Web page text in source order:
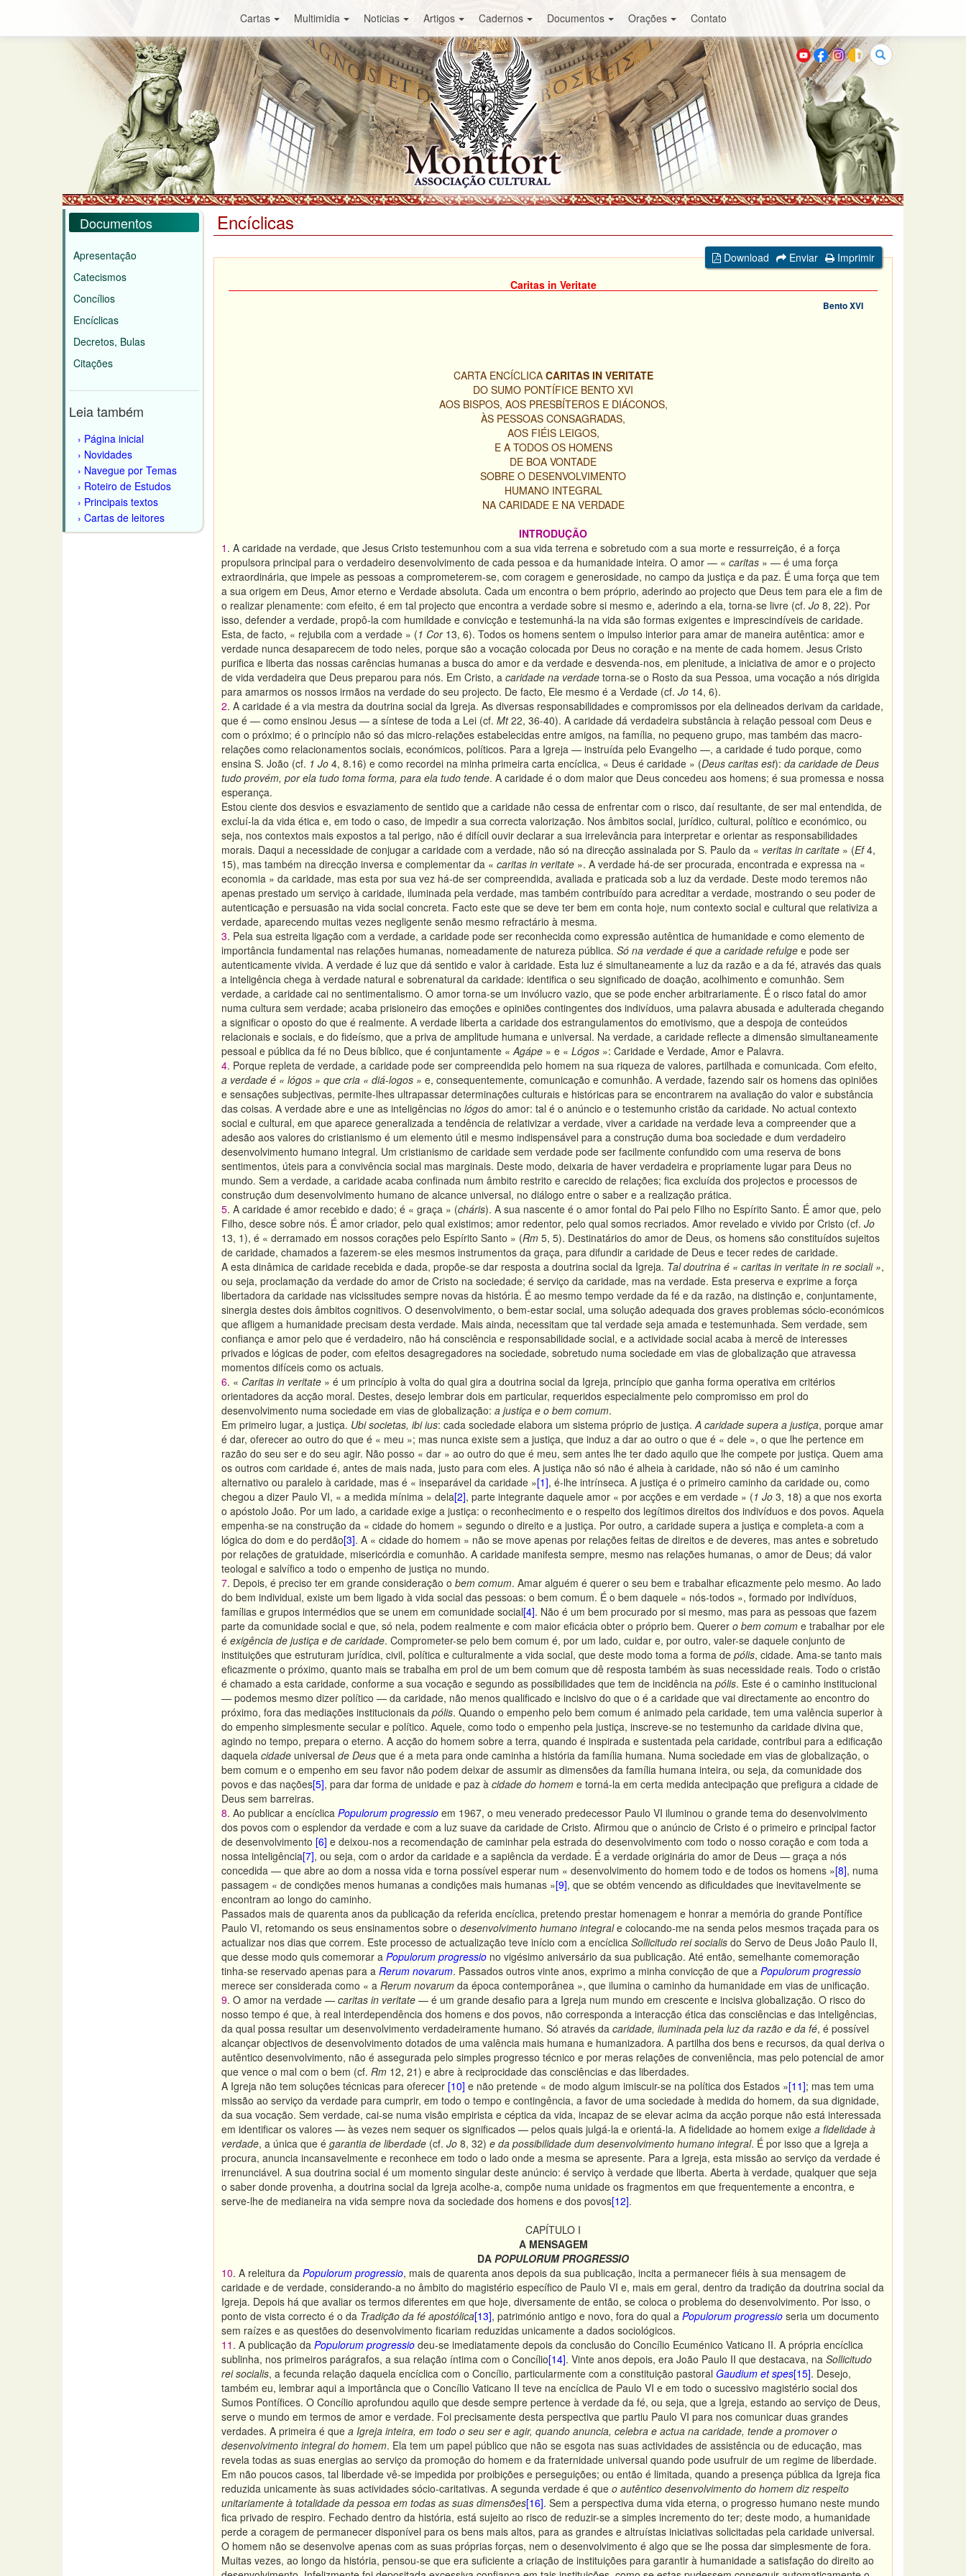
Cartas Multimidia Noticias Artigos Cadernos Documentos Orações Contato
Buscar
Documentos
Apresentação
Catecismos
Concílios
Encíclicas
Decretos, Bulas
Citações
Leia também
Página inicial
Novidades
Navegue por Temas
Roteiro de Estudos
Principais textos
Cartas de leitores
Encíclicas
Download Enviar
Imprimir
Caritas in Veritate
Bento XVI
CARTA ENCÍCLICA CARITAS IN VERITATE
DO SUMO PONTÍFICE BENTO XVI
AOS BISPOS, AOS PRESBÍTEROS E DIÁCONOS,
ÀS PESSOAS CONSAGRADAS,
AOS FIÉIS LEIGOS,
E A TODOS OS HOMENS
DE BOA VONTADE
SOBRE O DESENVOLVIMENTO
HUMANO INTEGRAL
NA CARIDADE E NA VERDADE
INTRODUÇÃO
1 . A caridade na verdade, que Jesus Cristo testemunhou com a sua vida terrena e sobretudo com a sua morte e ressurreição, é a força
propulsora principal para o verdadeiro desenvolvimento de cada pessoa e da humanidade inteira. O amor — « caritas » — é uma força
extraordinária, que impele as pessoas a comprometerem-se, com coragem e generosidade, no campo da justiça e da paz. É uma força que tem
a sua origem em Deus, Amor eterno e Verdade absoluta. Cada um encontra o bem próprio, aderindo ao projecto que Deus tem para ele a fim de
o realizar plenamente: com efeito, é em tal projecto que encontra a verdade sobre si mesmo e, aderindo a ela, torna-se livre (cf. Jo 8, 22). Por
isso, defender a verdade, propô-la com humildade e convicção e testemunhá-la na vida são formas exigentes e imprescindíveis de caridade.
Esta, de facto, « rejubila com a verdade » (1 Cor13, 6). Todos os homens sentem o impulso interior para amar de maneira autêntica: amor e
verdade nunca desaparecem de todo neles, porque são a vocação colocada por Deus no coração e na mente de cada homem. Jesus Cristo
purifica e liberta das nossas carências humanas a busca do amor e da verdade e desvenda-nos, em plenitude, a iniciativa de amor e o projecto
de vida verdadeira que Deus preparou para nós. Em Cristo, a caridade na verdade torna-se o Rosto da sua Pessoa, uma vocação a nós dirigida
para amarmos os nossos irmãos na verdade do seu projecto. De facto, Ele mesmo é a Verdade (cf. Jo 14, 6).
2. A caridade é a via mestra da doutrina social da Igreja. As diversas responsabilidades e compromissos por ela delineados derivam da caridade,
que é — como ensinou Jesus — a síntese de toda a Lei (cf. Mt22, 36-40). A caridade dá verdadeira substância à relação pessoal com Deus e
com o próximo; é o princípio não só das micro-relações estabelecidas entre amigos, na família, no pequeno grupo, mas também das macro-
relações como relacionamentos sociais, económicos, políticos. Para a Igreja — instruída pelo Evangelho —, a caridade é tudo porque, como
ensina S. João (cf. 1 Jo 4, 8.16) e como recordei na minha primeira carta encíclica, « Deus é caridade » (Deus caritas est): da caridade de Deus
tudo provém, por ela tudo toma forma, para ela tudo tende. A caridade é o dom maior que Deus concedeu aos homens; é sua promessa e nossa
esperança.
Estou ciente dos desvios e esvaziamento de sentido que a caridade não cessa de enfrentar com o risco, daí resultante, de ser mal entendida, de
excluí-la da vida ética e, em todo o caso, de impedir a sua correcta valorização. Nos âmbitos social, jurídico, cultural, político e económico, ou
seja, nos contextos mais expostos a tal perigo, não é difícil ouvir declarar a sua irrelevância para interpretar e orientar as responsabilidades
morais. Daqui a necessidade de conjugar a caridade com a verdade, não só na direcção assinalada por S. Paulo da « veritas in caritate » (Ef4,
15), mas também na direcção inversa e complementar da « caritas in veritate ». A verdade há-de ser procurada, encontrada e expressa na «
economia » da caridade, mas esta por sua vez há-de ser compreendida, avaliada e praticada sob a luz da verdade. Deste modo teremos não
apenas prestado um serviço à caridade, iluminada pela verdade, mas também contribuído para acreditar a verdade, mostrando o seu poder de
autenticação e persuasão na vida social concreta. Facto este que se deve ter bem em conta hoje, num contexto social e cultural que relativiza a
verdade, aparecendo muitas vezes negligente senão mesmo refractário à mesma.
3. Pela sua estreita ligação com a verdade, a caridade pode ser reconhecida como expressão autêntica de humanidade e como elemento de
importância fundamental nas relações humanas, nomeadamente de natureza pública. Só na verdade é que a caridade refulge e pode ser
autenticamente vivida. A verdade é luz que dá sentido e valor à caridade. Esta luz é simultaneamente a luz da razão e a da fé, através das quais
a inteligência chega à verdade natural e sobrenatural da caridade: identifica o seu significado de doação, acolhimento e comunhão. Sem
verdade, a caridade cai no sentimentalismo. O amor torna-se um invólucro vazio, que se pode encher arbitrariamente. É o risco fatal do amor
numa cultura sem verdade; acaba prisioneiro das emoções e opiniões contingentes dos indivíduos, uma palavra abusada e adulterada chegando
a significar o oposto do que é realmente. A verdade liberta a caridade dos estrangulamentos do emotivismo, que a despoja de conteúdos
relacionais e sociais, e do fideísmo, que a priva de amplitude humana e universal. Na verdade, a caridade reflecte a dimensão simultaneamente
pessoal e pública da fé no Deus bíblico, que é conjuntamente «Agápe » e « Lógos »: Caridade e Verdade, Amor e Palavra.
4. Porque repleta de verdade, a caridade pode ser compreendida pelo homem na sua riqueza de valores, partilhada e comunicada. Com efeito,
a verdade é « lógos » que cria « diá-logos » e, consequentemente, comunicação e comunhão. A verdade, fazendo sair os homens das opiniões
e sensações subjectivas, permite-lhes ultrapassar determinações culturais e históricas para se encontrarem na avaliação do valor e substância
das coisas. A verdade abre e une as inteligências no lógos do amor: tal é o anúncio e o testemunho cristão da caridade. No actual contexto
social e cultural, em que aparece generalizada a tendência de relativizar a verdade, viver a caridade na verdade leva a compreender que a
adesão aos valores do cristianismo é um elemento útil e mesmo indispensável para a construção duma boa sociedade e dum verdadeiro
desenvolvimento humano integral. Um cristianismo de caridade sem verdade pode ser facilmente confundido com uma reserva de bons
sentimentos, úteis para a convivência social mas marginais. Deste modo, deixaria de haver verdadeira e propriamente lugar para Deus no
mundo. Sem a verdade, a caridade acaba confinada num âmbito restrito e carecido de relações; fica excluída dos projectos e processos de
construção dum desenvolvimento humano de alcance universal, no diálogo entre o saber e a realização prática.
5. A caridade é amor recebido e dado; é « graça » (cháris). A sua nascente é o amor fontal do Pai pelo Filho no Espírito Santo. É amor que, pelo
Filho, desce sobre nós. É amor criador, pelo qual existimos; amor redentor, pelo qual somos recriados. Amor revelado e vivido por Cristo (cf. Jo
13, 1), é « derramado em nossos corações pelo Espírito Santo » (Rm 5, 5). Destinatários do amor de Deus, os homens são constituídos sujeitos
de caridade, chamados a fazerem-se eles mesmos instrumentos da graça, para difundir a caridade de Deus e tecer redes de caridade.
A esta dinâmica de caridade recebida e dada, propõe-se dar resposta a doutrina social da Igreja. Tal doutrina é « caritas in veritate in re sociali »,
ou seja, proclamação da verdade do amor de Cristo na sociedade; é serviço da caridade, mas na verdade. Esta preserva e exprime a força
libertadora da caridade nas vicissitudes sempre novas da história. É ao mesmo tempo verdade da fé e da razão, na distinção e, conjuntamente,
sinergia destes dois âmbitos cognitivos. O desenvolvimento, o bem-estar social, uma solução adequada dos graves problemas sócio-económicos
que afligem a humanidade precisam desta verdade. Mais ainda, necessitam que tal verdade seja amada e testemunhada. Sem verdade, sem
confiança e amor pelo que é verdadeiro, não há consciência e responsabilidade social, e a actividade social acaba à mercê de interesses
privados e lógicas de poder, com efeitos desagregadores na sociedade, sobretudo numa sociedade em vias de globalização que atravessa
momentos difíceis como os actuais.
6. « Caritas in veritate » é um princípio à volta do qual gira a doutrina social da Igreja, princípio que ganha forma operativa em critérios
orientadores da acção moral. Destes, desejo lembrar dois em particular, requeridos especialmente pelo compromisso em prol do
desenvolvimento numa sociedade em vias de globalização: a justiça e o bem comum.
Em primeiro lugar, a justiça. Ubi societas, ibi ius: cada sociedade elabora um sistema próprio de justiça. A caridade supera a justiça, porque amar
é dar, oferecer ao outro do que é « meu »; mas nunca existe sem a justiça, que induz a dar ao outro o que é « dele », o que lhe pertence em
razão do seu ser e do seu agir. Não posso « dar » ao outro do que é meu, sem antes lhe ter dado aquilo que lhe compete por justiça. Quem ama
os outros com caridade é, antes de mais nada, justo para com eles. A justiça não só não é alheia à caridade, não só não é um caminho
alternativo ou paralelo à caridade, mas é « inseparável da caridade »[1], é-lhe intrínseca. A justiça é o primeiro caminho da caridade ou, como
chegou a dizer Paulo VI, « a medida mínima » dela[2], parte integrante daquele amor « por acções e em verdade » (1 Jo 3, 18) a que nos exorta
o apóstolo João. Por um lado, a caridade exige a justiça: o reconhecimento e o respeito dos legítimos direitos dos indivíduos e dos povos. Aquela
empenha-se na construção da « cidade do homem » segundo o direito e a justiça. Por outro, a caridade supera a justiça e completa-a com a
lógica do dom e do perdão[3]. A « cidade do homem » não se move apenas por relações feitas de direitos e de deveres, mas antes e sobretudo
por relações de gratuidade, misericórdia e comunhão. A caridade manifesta sempre, mesmo nas relações humanas, o amor de Deus; dá valor
teologal e salvífico a todo o empenho de justiça no mundo.
7. Depois, é preciso ter em grande consideração o bem comum. Amar alguém é querer o seu bem e trabalhar eficazmente pelo mesmo. Ao lado
do bem individual, existe um bem ligado à vida social das pessoas: o bem comum. É o bem daquele « nós-todos », formado por indivíduos,
famílias e grupos intermédios que se unem em comunidade social[4]. Não é um bem procurado por si mesmo, mas para as pessoas que fazem
parte da comunidade social e que, só nela, podem realmente e com maior eficácia obter o próprio bem. Querer o bem comum e trabalhar por ele
é exigência de justiça e de caridade. Comprometer-se pelo bem comum é, por um lado, cuidar e, por outro, valer-se daquele conjunto de
instituições que estruturam jurídica, civil, política e culturalmente a vida social, que deste modo toma a forma de pólis, cidade. Ama-se tanto mais
eficazmente o próximo, quanto mais se trabalha em prol de um bem comum que dê resposta também às suas necessidade reais. Todo o cristão
é chamado a esta caridade, conforme a sua vocação e segundo as possibilidades que tem de incidência na pólis. Este é o caminho institucional
— podemos mesmo dizer político — da caridade, não menos qualificado e incisivo do que o é a caridade que vai directamente ao encontro do
próximo, fora das mediações institucionais da pólis. Quando o empenho pelo bem comum é animado pela caridade, tem uma valência superior à
do empenho simplesmente secular e político. Aquele, como todo o empenho pela justiça, inscreve-se no testemunho da caridade divina que,
agindo no tempo, prepara o eterno. A acção do homem sobre a terra, quando é inspirada e sustentada pela caridade, contribui para a edificação
daquela cidade universal de Deus que é a meta para onde caminha a história da família humana. Numa sociedade em vias de globalização, o
bem comum e o empenho em seu favor não podem deixar de assumir as dimensões da família humana inteira, ou seja, da comunidade dos
povos e das nações[5], para dar forma de unidade e paz à cidade do homem e torná-la em certa medida antecipação que prefigura a cidade de
Deus sem barreiras.
8. Ao publicar a encíclica Populorum progressio em 1967, o meu venerado predecessor Paulo VI iluminou o grande tema do desenvolvimento
dos povos com o esplendor da verdade e com a luz suave da caridade de Cristo. Afirmou que o anúncio de Cristo é o primeiro e principal factor
de desenvolvimento [6] e deixou-nos a recomendação de caminhar pela estrada do desenvolvimento com todo o nosso coração e com toda a
nossa inteligência[7], ou seja, com o ardor da caridade e a sapiência da verdade. É a verdade originária do amor de Deus — graça a nós
concedida — que abre ao dom a nossa vida e torna possível esperar num « desenvolvimento do homem todo e de todos os homens »[8], numa
passagem « de condições menos humanas a condições mais humanas »[9], que se obtém vencendo as dificuldades que inevitavelmente se
encontram ao longo do caminho.
Passados mais de quarenta anos da publicação da referida encíclica, pretendo prestar homenagem e honrar a memória do grande Pontífice
Paulo VI, retomando os seus ensinamentos sobre o desenvolvimento humano integrale colocando-me na senda pelos mesmos traçada para os
actualizar nos dias que correm. Este processo de actualização teve início com a encíclica Sollicitudo rei socialis do Servo de Deus João Paulo II,
que desse modo quis comemorar a Populorum progressio no vigésimo aniversário da sua publicação. Até então, semelhante comemoração
tinha-se reservado apenas para a Rerum novarum. Passados outros vinte anos, exprimo a minha convicção de que a Populorum progressio
merece ser considerada como « a Rerum novarum da época contemporânea », que ilumina o caminho da humanidade em vias de unificação.
9. O amor na verdade — caritas in veritate — é um grande desafio para a Igreja num mundo em crescente e incisiva globalização. O risco do
nosso tempo é que, à real interdependência dos homens e dos povos, não corresponda a interacção ética das consciências e das inteligências,
da qual possa resultar um desenvolvimento verdadeiramente humano. Só através da caridade, iluminada pela luz da razão e da fé, é possível
alcançar objectivos de desenvolvimento dotados de uma valência mais humana e humanizadora. A partilha dos bens e recursos, da qual deriva o
autêntico desenvolvimento, não é assegurada pelo simples progresso técnico e por meras relações de conveniência, mas pelo potencial de amor
que vence o mal com o bem (cf. Rm 12, 21) e abre à reciprocidade das consciências e das liberdades.
A Igreja não tem soluções técnicas para oferecer [10] e não pretende « de modo algum imiscuir-se na política dos Estados »[11]; mas tem uma
missão ao serviço da verdade para cumprir, em todo o tempo e contingência, a favor de uma sociedade à medida do homem, da sua dignidade,
da sua vocação. Sem verdade, cai-se numa visão empirista e céptica da vida, incapaz de se elevar acima da acção porque não está interessada
em identificar os valores — às vezes nem sequer os significados — pelos quais julgá-la e orientá-la. A fidelidade ao homem exige a fidelidade à
verdade, a única que é garantia de liberdade (cf. Jo 8, 32) e da possibilidade dum desenvolvimento humano integral. É por isso que a Igreja a
procura, anuncia incansavelmente e reconhece em todo o lado onde a mesma se apresente. Para a Igreja, esta missão ao serviço da verdade é
irrenunciável. A sua doutrina social é um momento singular deste anúncio: é serviço à verdade que liberta. Aberta à verdade, qualquer que seja
o saber donde provenha, a doutrina social da Igreja acolhe-a, compõe numa unidade os fragmentos em que frequentemente a encontra, e
serve-lhe de medianeira na vida sempre nova da sociedade dos homens e dos povos[12].
CAPÍTULO I
A MENSAGEM
DA POPULORUM PROGRESSIO
10. A releitura da Populorum progressio, mais de quarenta anos depois da sua publicação, incita a permanecer fiéis à sua mensagem de
caridade e de verdade, considerando-a no âmbito do magistério específico de Paulo VI e, mais em geral, dentro da tradição da doutrina social da
Igreja. Depois há que avaliar os termos diferentes em que hoje, diversamente de então, se coloca o problema do desenvolvimento. Por isso, o
ponto de vista correcto é o da Tradição da fé apostólica[13], património antigo e novo, fora do qual a Populorum progressio seria um documento
sem raízes e as questões do desenvolvimento ficariam reduzidas unicamente a dados sociológicos.
11 . A publicação da Populorum progressio deu-se imediatamente depois da conclusão do Concílio Ecuménico Vaticano II. A própria encíclica
sublinha, nos primeiros parágrafos, a sua relação íntima com o Concílio[14]. Vinte anos depois, era João Paulo II que destacava, na Sollicitudo
rei socialis, a fecunda relação daquela encíclica com o Concílio, particularmente com a constituição pastoral Gaudium et spes[15]. Desejo,
também eu, lembrar aqui a importância que o Concílio Vaticano II teve na encíclica de Paulo VI e em todo o sucessivo magistério social dos
Sumos Pontífices. O Concílio aprofundou aquilo que desde sempre pertence à verdade da fé, ou seja, que a Igreja, estando ao serviço de Deus,
serve o mundo em termos de amor e verdade. Foi precisamente desta perspectiva que partiu Paulo VI para nos comunicar duas grandes
verdades. A primeira é que a Igreja inteira, em todo o seu ser e agir, quando anuncia, celebra e actua na caridade, tende a promover o
desenvolvimento integral do homem. Ela tem um papel público que não se esgota nas suas actividades de assistência ou de educação, mas
revela todas as suas energias ao serviço da promoção do homem e da fraternidade universal quando pode usufruir de um regime de liberdade.
Em não poucos casos, tal liberdade vê-se impedida por proibições e perseguições; ou então é limitada, quando a presença pública da Igreja fica
reduzida unicamente às suas actividades sócio-caritativas. A segunda verdade é que o autêntico desenvolvimento do homem diz respeito
unitariamente à totalidade da pessoa em todas as suas dimensões[16]. Sem a perspectiva duma vida eterna, o progresso humano neste mundo
fica privado de respiro. Fechado dentro da história, está sujeito ao risco de reduzir-se a simples incremento do ter; deste modo, a humanidade
perde a coragem de permanecer disponível para os bens mais altos, para as grandes e altruístas iniciativas solicitadas pela caridade universal.
O homem não se desenvolve apenas com as suas próprias forças, nem o desenvolvimento é algo que se lhe possa dar simplesmente de fora.
Muitas vezes, ao longo da história, pensou-se que era suficiente a criação de instituições para garantir à humanidade a satisfação do direito ao